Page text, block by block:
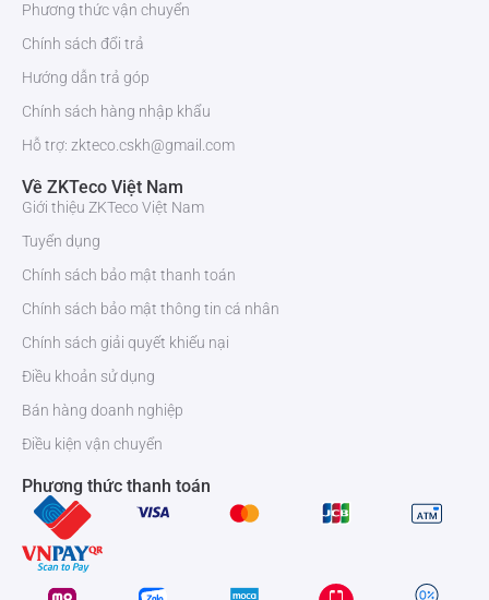
Phương thức vận chuyển
Chính sách đổi trả
Hướng dẫn trả góp
Chính sách hàng nhập khẩu
Hỗ trợ: zkteco.cskh@gmail.com
Về ZKTeco Việt Nam
Giới thiệu ZKTeco Việt Nam
Tuyển dụng
Chính sách bảo mật thanh toán
Chính sách bảo mật thông tin cá nhân
Chính sách giải quyết khiếu nại
Điều khoản sử dụng
Bán hàng doanh nghiệp
Điều kiện vận chuyển
Phương thức thanh toán